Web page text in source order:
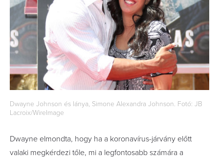
Dwayne Johnson és lánya, Simone Alexandra Johnson. Fotó: JB
Lacroix/WireImage
Dwayne elmondta, hogy ha a koronavírus-járvány előtt
valaki megkérdezi tőle, mi a legfontosabb számára a